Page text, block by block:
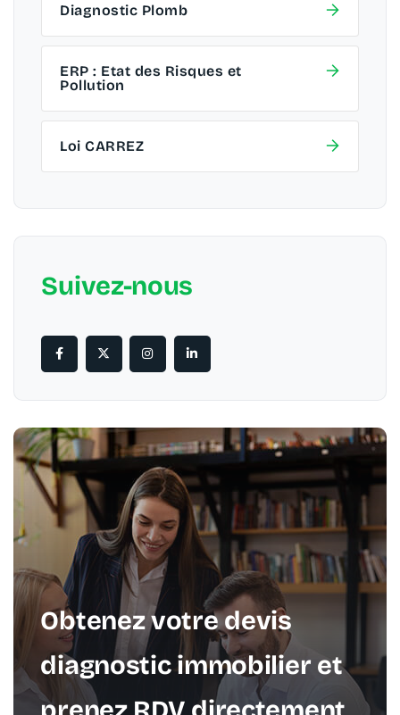
Diagnostic Plomb
ERP : Etat des Risques et
Pollution
Loi CARREZ
Suivez-nous
Obtenez votre devis
diagnostic immobilier et